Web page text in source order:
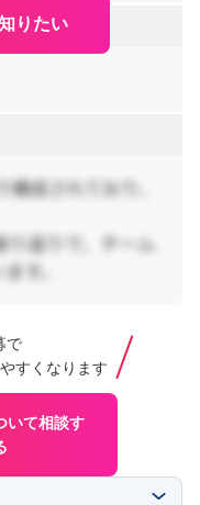
りたい
で
すくなります
いて相談す